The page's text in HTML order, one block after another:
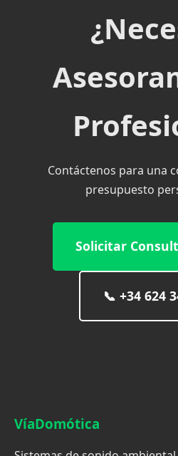
Contáctenos para una
presupuesto
Solicitar
📞 +34 624
VíaDomótica